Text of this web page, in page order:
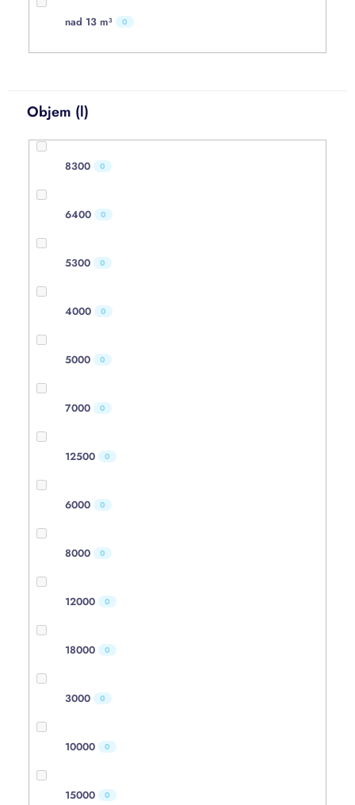
nad 13 m³ 0
Objem (l)
8300 0
6400 0
5300 0
4000 0
5000 0
7000 0
12500 0
6000 0
8000 0
12000 0
18000 0
3000 0
10000 0
15000 0